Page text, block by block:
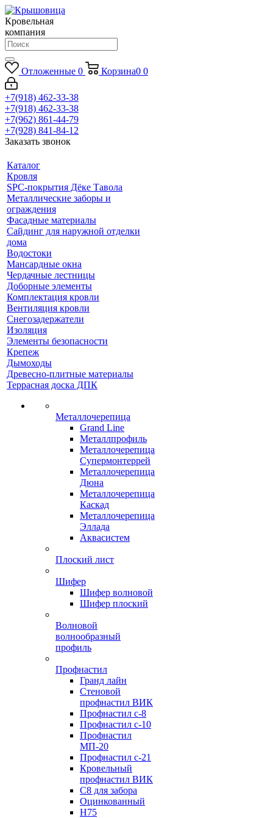
Кровельная
компания
Отложенные 0 Корзина0 0
+7(918) 462-33-38
+7(918) 462-33-38
+7(962) 861-44-79
+7(928) 841-84-12
Заказать звонок
Каталог
Кровля
SPC-покрытия Дёке Тавола
Металлические заборы и
ограждения
Фасадные материалы
Сайдинг для наружной отделки
дома
Водостоки
Мансардные окна
Чердачные лестницы
Доборные элементы
Комплектация кровли
Вентиляция кровли
Снегозадержатели
Изоляция
Элементы безопасности
Крепеж
Дымоходы
Древесно-плитные материалы
Террасная доска ДПК
Металлочерепица
Grand Line
Металлпрофиль
Металлочерепица
Супермонтеррей
Металлочерепица
Дюна
Металлочерепица
Каскад
Металлочерепица
Эллада
Аквасистем
Плоский лист
Шифер
Шифер волновой
Шифер плоский
Волновой
волнообразный
профиль
Профнастил
Гранд лайн
Стеновой
профнастил ВИК
Профнастил с-8
Профнастил с-10
Профнастил
МП-20
Профнастил с-21
Кровельный
профнастил ВИК
С8 для забора
Оцинкованный
Н75